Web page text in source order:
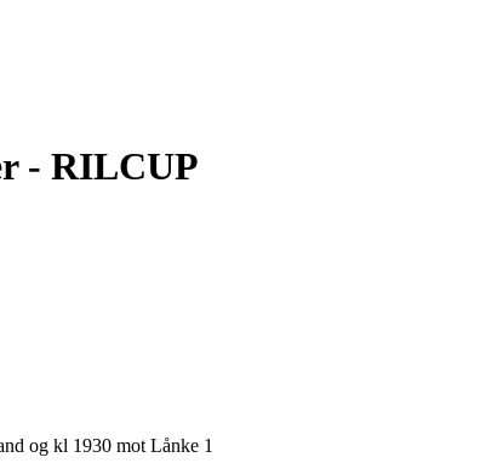
- RILCUP
og kl 1930 mot Lånke 1